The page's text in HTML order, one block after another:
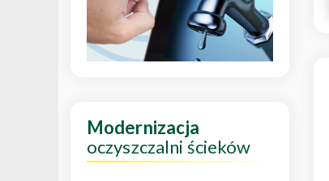
Modernizacja
oczyszczalni ścieków